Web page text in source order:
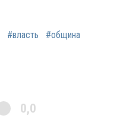
#власть #община
0,0